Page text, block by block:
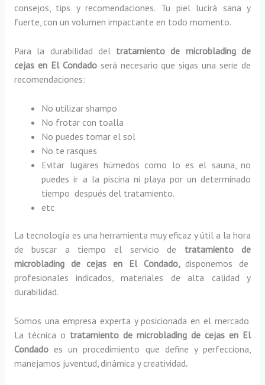
consejos, tips y recomendaciones. Tu piel lucirá sana y
fuerte, con un volumen impactante en todo momento.
Para la durabilidad del tratamiento de microblading de
cejas en El Condado será necesario que sigas una serie de
recomendaciones:
No utilizar shampo
No frotar con toalla
No puedes tomar el sol
No te rasques
Evitar lugares húmedos como lo es el sauna, no
puedes ir a la piscina ni playa por un determinado
tiempo después del tratamiento.
etc
La tecnología es una herramienta muy eficaz y útil a la hora
de buscar a tiempo el servicio de tratamiento de
microblading de cejas en El Condado,disponemos de
profesionales indicados, materiales de alta calidad y
durabilidad.
Somos una empresa experta y posicionada en el mercado.
La técnica o tratamiento de microblading de cejas en El
Condado es un procedimiento que define y perfecciona,
manejamos juventud, dinámica y creatividad.